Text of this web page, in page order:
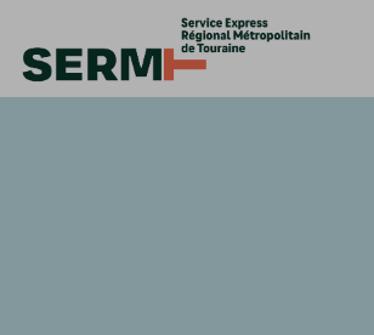
Accèder directement au contenu